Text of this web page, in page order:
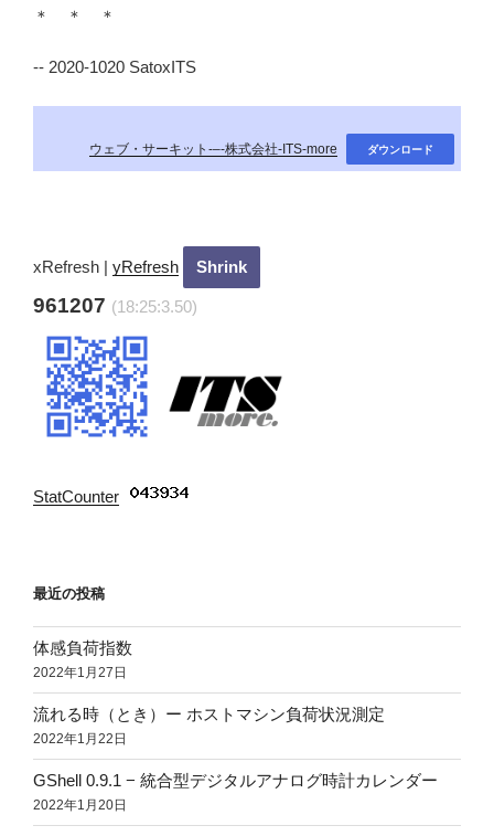
＊ ＊ ＊
-- 2020-1020 SatoxITS
ウェブ・サーキット-–-株式会社-ITS-more ダウンロード
xRefresh | yRefresh
961207 (18:25:4.70)
StatCounter
最近の投稿
体感負荷指数
2022年1月27日
流れる時（とき）ー ホストマシン負荷状況測定
2022年1月22日
GShell 0.9.1 − 統合型デジタルアナログ時計カレンダー
2022年1月20日